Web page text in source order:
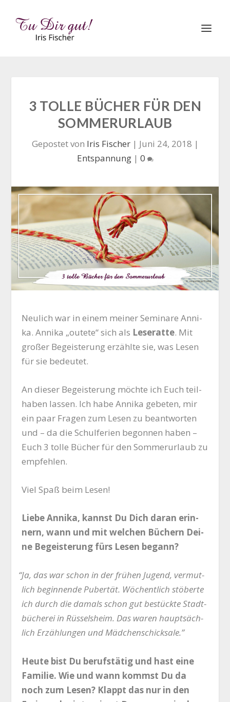
3 TOLLE BÜCHER FÜR DEN
SOMMERURLAUB
Gepostet von Iris Fischer| Juni 24, 2018 |
Entspannung| 0
Neu­lich war in einem mei­ner Semi­na­re Anni­
ka. Anni­ka „oute­te“ sich als Lese­rat­te. Mit
gro­ßer Begeis­te­rung erzähl­te sie, was Lesen
für sie bedeutet.
An die­ser Begeis­te­rung möch­te ich Euch teil­
ha­ben las­sen. Ich habe Anni­ka gebe­ten, mir
ein paar Fra­gen zum Lesen zu beant­wor­ten
und – da die Schul­fe­ri­en begon­nen haben –
Euch 3 tol­le Bücher für den Som­mer­ur­laub zu
empfehlen.
Viel Spaß beim Lesen!
Lie­be Anni­ka, kannst Du Dich dar­an erin­
nern, wann und mit wel­chen Büchern Dei­
ne Begeis­te­rung fürs Lesen begann?
“Ja, das war schon in der frü­hen Jugend, ver­mut­
lich begin­nen­de Puber­tät. Wöchent­lich stö­ber­te
ich durch die damals schon gut bestück­te Stadt­
bü­che­rei in Rüs­sels­heim. Das waren haupt­säch­
lich Erzäh­lun­gen und Mädchenschicksale.”
Heu­te bist Du berufs­tä­tig und hast eine
Fami­lie. Wie und wann kommst Du da
noch zum Lesen? Klappt das nur in den